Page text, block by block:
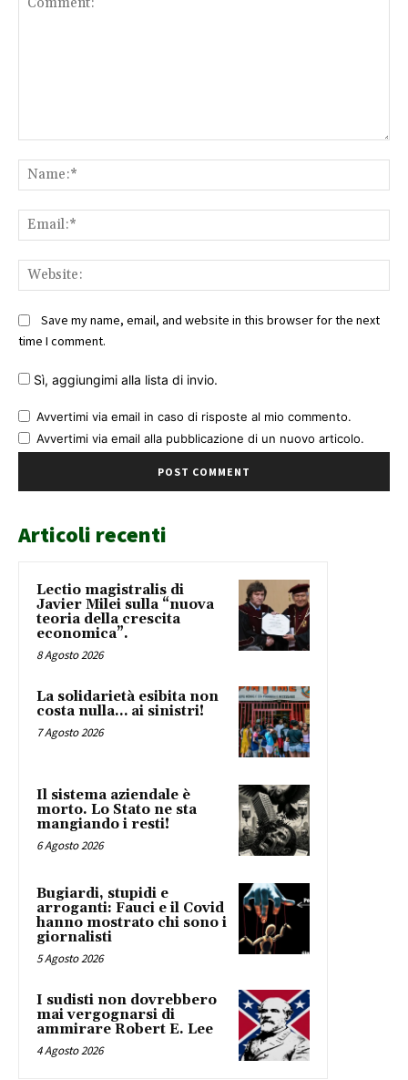
Save my name, email, and website in this browser for the next
time I comment.
Sì, aggiungimi alla lista di invio.
Avvertimi via email in caso di risposte al mio commento.
Avvertimi via email alla pubblicazione di un nuovo articolo.
Articoli recenti
Lectio magistralis di
Javier Milei sulla “nuova
teoria della crescita
economica”.
8 Agosto 2026
La solidarietà esibita non
costa nulla… ai sinistri!
7 Agosto 2026
Il sistema aziendale è
morto. Lo Stato ne sta
mangiando i resti!
6 Agosto 2026
Bugiardi, stupidi e
arroganti: Fauci e il Covid
hanno mostrato chi sono i
giornalisti
5 Agosto 2026
I sudisti non dovrebbero
mai vergognarsi di
ammirare Robert E. Lee
4 Agosto 2026